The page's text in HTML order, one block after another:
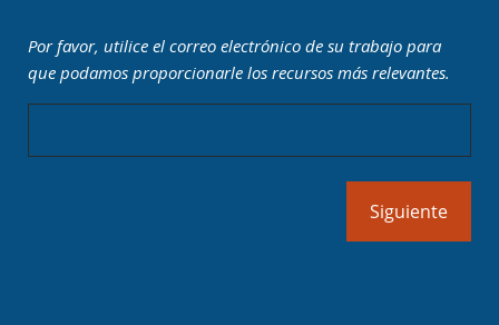
Por favor, utilice el correo electrónico de su trabajo para
que podamos proporcionarle los recursos más relevantes.